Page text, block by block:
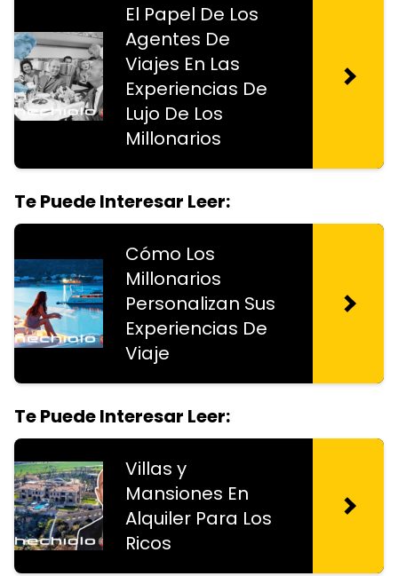
El Papel De Los
Agentes De
Viajes En Las
Experiencias De
Lujo De Los
Millonarios
Te Puede Interesar Leer:
Cómo Los
Millonarios
Personalizan Sus
Experiencias De
Viaje
Te Puede Interesar Leer:
Villas y
Mansiones En
Alquiler Para Los
Ricos